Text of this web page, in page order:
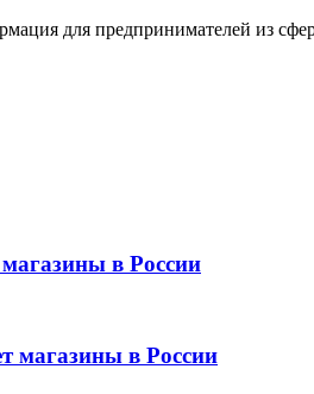
для предпринимателей из
в России
магазины в России